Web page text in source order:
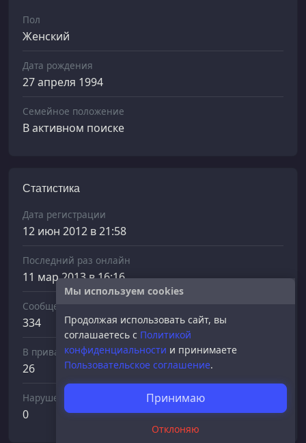
Пол
Женский
Дата рождения
27 апреля 1994
Семейное положение
В активном поиске
Статистика
Дата регистрации
12 июн 2012 в 21:58
Последний раз онлайн
11 мар 2013 в 16:16
Сообщений отправлено
334
В приват
26
Нарушений
0
Мы используем cookies
Продолжая использовать сайт, вы
соглашаетесь с Политикой
конфиденциальности и принимаете
Пользовательское соглашение.
Принимаю
Отклоняю